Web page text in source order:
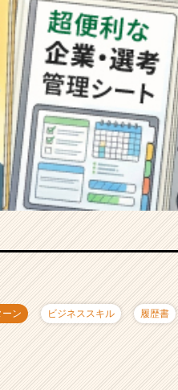
ン ビジネススキル 履歴書